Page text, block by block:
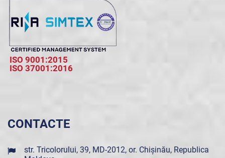
ISO 9001:2015
ISO 37001:2016
CONTACTE
str. Tricolorului, 39, MD-2012, or. Chișinău, Republica